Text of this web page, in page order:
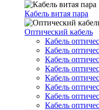
Кабель витая пара
Оптический кабель
Кабель
Кабель
Кабель
Кабель
Кабель
Кабель
Кабель
Кабель